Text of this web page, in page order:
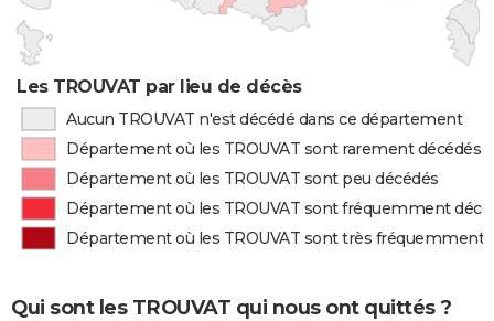
Les TROUVAT par lieu de décès
Aucun TROUVAT n'est décédé dans ce département
Département où les TROUVAT sont rarement décédés
Département où les TROUVAT sont peu décédés
Département où les TROUVAT sont fréquemment
Département où les TROUVAT sont très fréquemment
Qui sont les TROUVAT qui nous ont quittés ?